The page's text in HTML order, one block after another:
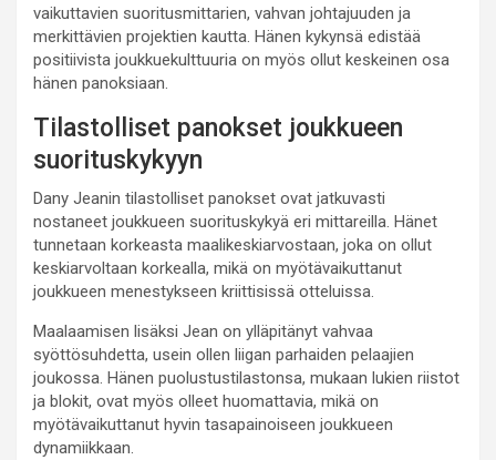
vaikuttavien suoritusmittarien, vahvan johtajuuden ja
merkittävien projektien kautta. Hänen kykynsä edistää
positiivista joukkuekulttuuria on myös ollut keskeinen osa
hänen panoksiaan.
Tilastolliset panokset joukkueen
suorituskykyyn
Dany Jeanin tilastolliset panokset ovat jatkuvasti
nostaneet joukkueen suorituskykyä eri mittareilla. Hänet
tunnetaan korkeasta maalikeskiarvostaan, joka on ollut
keskiarvoltaan korkealla, mikä on myötävaikuttanut
joukkueen menestykseen kriittisissä otteluissa.
Maalaamisen lisäksi Jean on ylläpitänyt vahvaa
syöttösuhdetta, usein ollen liigan parhaiden pelaajien
joukossa. Hänen puolustustilastonsa, mukaan lukien riistot
ja blokit, ovat myös olleet huomattavia, mikä on
myötävaikuttanut hyvin tasapainoiseen joukkueen
dynamiikkaan.